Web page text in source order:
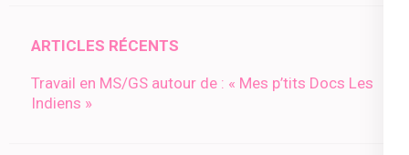
ARTICLES RÉCENTS
Travail en MS/GS autour de : « Mes p’tits Docs Les
Indiens »